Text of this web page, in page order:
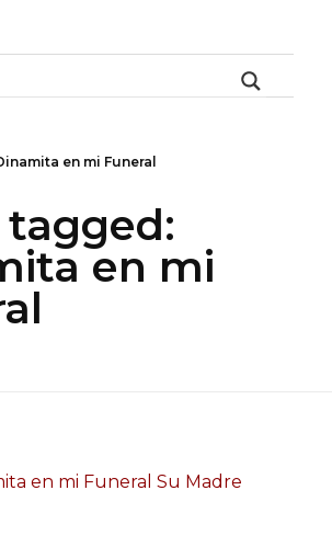
en mi Funeral
tagged:
en mi